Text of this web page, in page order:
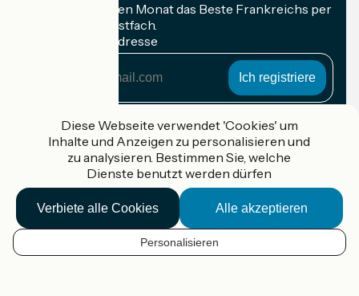
DE
Erhalten Sie jeden Monat das Beste Frankreichs per
Rad in Ihrem Postfach.
Meine E-Mail-Adresse
Adresse
Gefördert im Rahmen von Destination France
Accueil Vélo Pro
Kontakt
Rechtliche Informationen
Diese Webseite verwendet 'Cookies' um
Inhalte und Anzeigen zu personalisieren und
zu analysieren. Bestimmen Sie, welche
Dienste benutzt werden dürfen
Alle akzeptieren
Verbiete alle Cookies
Personalisieren